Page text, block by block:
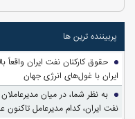
پربیننده ترین ها
حقوق کارکنان نفت ایران
ایران با غول‌های انرژی جهان
به نظر شما، در میان
نفت ایران، کدام مدیرعامل